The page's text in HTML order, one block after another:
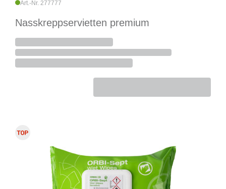
Art.-Nr. 277777
Nasskreppservietten premium